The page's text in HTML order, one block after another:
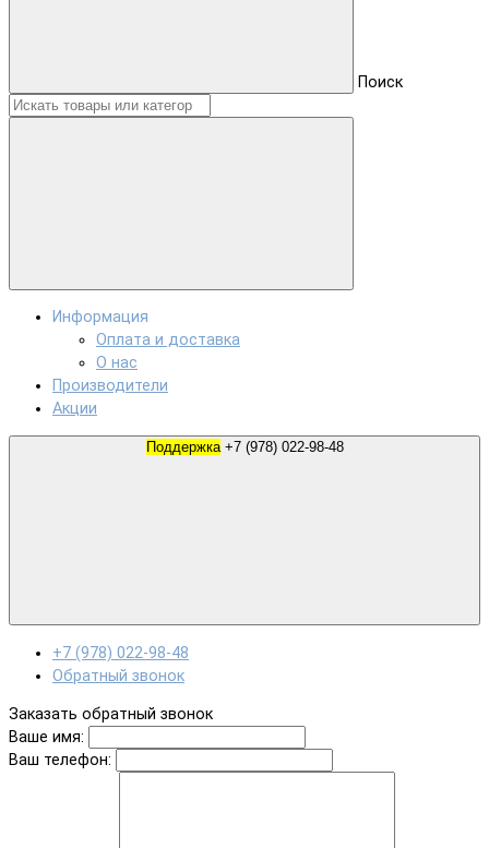
Поиск
Информация
Оплата и доставка
О нас
Производители
Акции
Поддержка +7 (978) 022-98-48
+7 (978) 022-98-48
Обратный звонок
Заказать обратный звонок
Ваше имя:
Ваш телефон: